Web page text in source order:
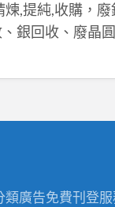
,提純,收購，
銀回收、廢晶
類廣告免費刊登